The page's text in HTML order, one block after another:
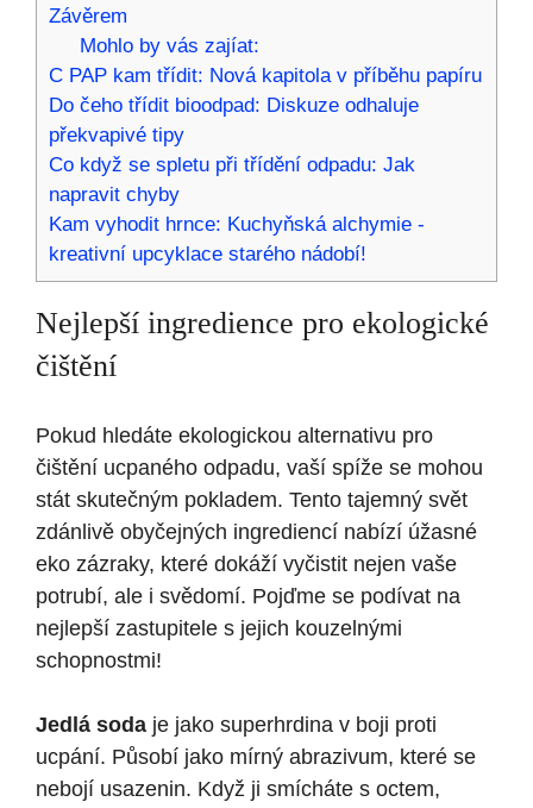
Závěrem
Mohlo by vás zajíat:
C PAP kam třídit: Nová kapitola v příběhu papíru
Do čeho třídit bioodpad: Diskuze odhaluje
překvapivé tipy
Co když se spletu při třídění odpadu: Jak
napravit chyby
Kam vyhodit hrnce: Kuchyňská alchymie -
kreativní upcyklace starého nádobí!
Nejlepší ingredience pro ekologické
čištění
Pokud hledáte ekologickou alternativu pro
čištění ucpaného odpadu, vaší spíže se mohou
stát skutečným pokladem. Tento tajemný svět
zdánlivě obyčejných ingrediencí nabízí úžasné
eko zázraky, které dokáží vyčistit nejen vaše
potrubí, ale i svědomí. Pojďme se podívat na
nejlepší zastupitele s jejich kouzelnými
schopnostmi!
Jedlá soda je jako superhrdina v boji proti
ucpání. Působí jako mírný abrazivum, které se
nebojí usazenin. Když ji smícháte s octem,